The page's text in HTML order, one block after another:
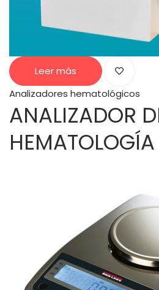
Leer más
Analizadores hematológicos
ANALIZADOR